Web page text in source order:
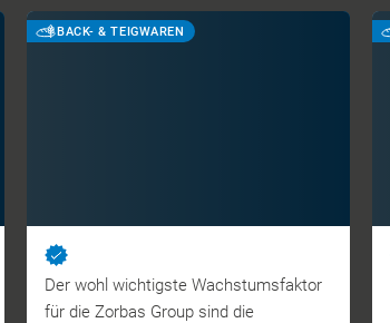
BACK- & TEIGWAREN
Der wohl wichtigste Wachstumsfaktor
für die Zorbas Group sind die